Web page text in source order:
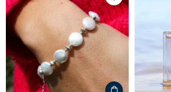
Ajouter
à
votre
liste
d'envies